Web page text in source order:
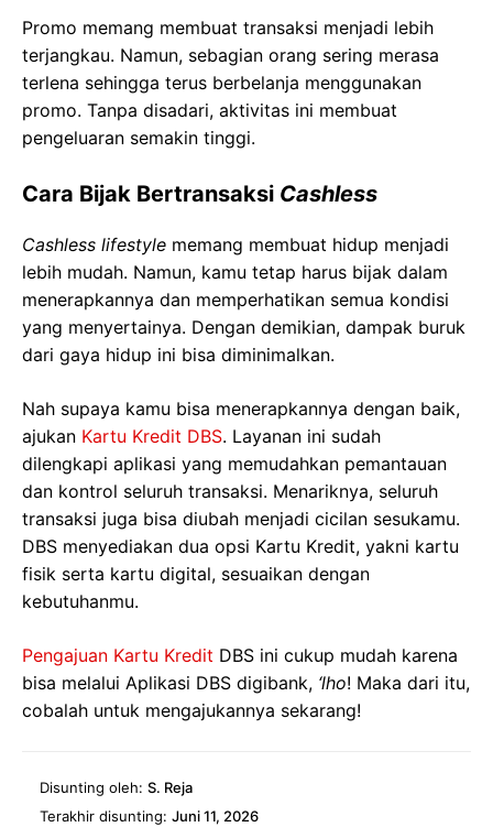
Promo memang membuat transaksi menjadi lebih
terjangkau. Namun, sebagian orang sering merasa
terlena sehingga terus berbelanja menggunakan
promo. Tanpa disadari, aktivitas ini membuat
pengeluaran semakin tinggi.
Cara Bijak Bertransaksi Cashless
Cashless lifestyle memang membuat hidup menjadi
lebih mudah. Namun, kamu tetap harus bijak dalam
menerapkannya dan memperhatikan semua kondisi
yang menyertainya. Dengan demikian, dampak buruk
dari gaya hidup ini bisa diminimalkan.
Nah supaya kamu bisa menerapkannya dengan baik,
ajukan Kartu Kredit DBS. Layanan ini sudah
dilengkapi aplikasi yang memudahkan pemantauan
dan kontrol seluruh transaksi. Menariknya, seluruh
transaksi juga bisa diubah menjadi cicilan sesukamu.
DBS menyediakan dua opsi Kartu Kredit, yakni kartu
fisik serta kartu digital, sesuaikan dengan
kebutuhanmu.
Pengajuan Kartu Kredit DBS ini cukup mudah karena
bisa melalui Aplikasi DBS digibank, ‘lho! Maka dari itu,
cobalah untuk mengajukannya sekarang!
Disunting oleh: S. Reja
Terakhir disunting: Juni 11, 2026